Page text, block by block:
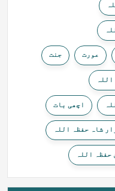
عورت جنت
اچھی بات
شاہ حفظہ اللہ
اللہ